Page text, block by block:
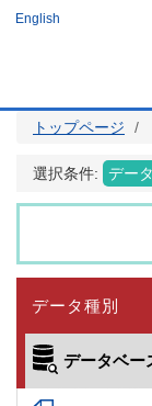
ツ
English
トップページ
選択条件: デー
データ種別
データベー